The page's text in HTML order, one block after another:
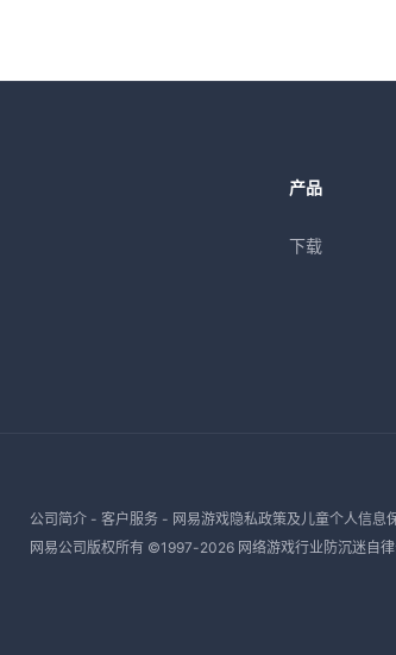
产品
下载
公司简介- 客户服务- 网易游戏隐私政策及儿童个人信息
网易公司版权所有 ©1997-2026 网络游戏行业防沉迷自